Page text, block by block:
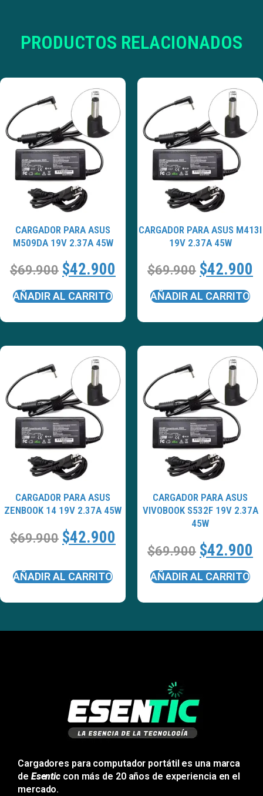
PRODUCTOS RELACIONADOS
CARGADOR PARA ASUS
M509DA 19V 2.37A 45W
$69.900 $42.900
AÑADIR AL CARRITO
CARGADOR PARA ASUS M413I
19V 2.37A 45W
$69.900 $42.900
AÑADIR AL CARRITO
CARGADOR PARA ASUS
ZENBOOK 14 19V 2.37A 45W
$69.900 $42.900
AÑADIR AL CARRITO
CARGADOR PARA ASUS
VIVOBOOK S532F 19V 2.37A
45W
$69.900 $42.900
AÑADIR AL CARRITO
Cargadores para computador portátil es una marca
de Esentic con más de 20 años de experiencia en el
mercado.